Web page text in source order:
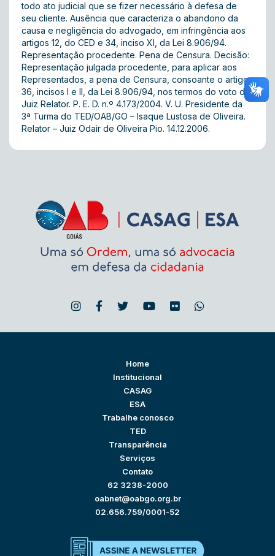
todo ato judicial que se fizer necessário à defesa de
seu cliente. Ausência que caracteriza o abandono da
causa e negligência do advogado, em infringência aos
artigos 12, do CED e 34, inciso XI, da Lei 8.906/94.
Representação procedente. Pena de Censura. Decisão:
Representação julgada procedente, para aplicar aos
Representados, a pena de Censura, consoante o artigo
36, incisos I e II, da Lei 8.906/94, nos termos do voto do
Juiz Relator. P. E. D. n.º 4.173/2004. V. U. Presidente da
3ª Turma do TED/OAB/GO – Isaque Lustosa de Oliveira.
Relator – Juiz Odair de Oliveira Pio. 14.12.2006.
Home
Institucional
CASAG
ESA
Trabalhe conosco
TED
Transparência
Serviços
Contato
62 3238-2000
oabnet@oabgo.org.br
02.656.759/0001-52